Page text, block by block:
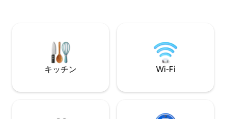
が使用しており、まるでタウンハウスに
いるような気分になります。
シュ、設備はプレ
キッチン Wi-Fi